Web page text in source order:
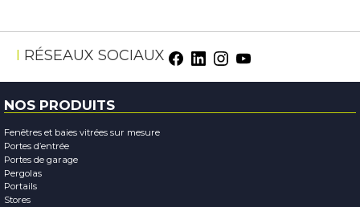
RÉSEAUX SOCIAUX Facebook
LinkedIn
Instagram
Youtube
NOS PRODUITS
Fenêtres et baies vitrées sur mesure
Portes d’entrée
Portes de garage
Pergolas
Portails
Stores